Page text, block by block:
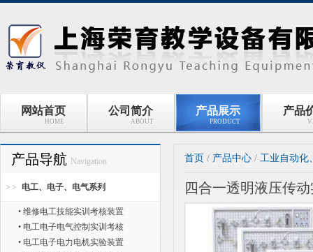
网站首页
HOME
公司简介
ABOUT
产品展示
PRODUCT
产品
产品导航 Navigation
电工、电子、电气系列
• 维修电工技能实训考核装置
• 电工电子电气控制实训考核
• 电工电子电力电机实验装置
首页 / 产品中心 / 工业自动化
四合一透明液压传